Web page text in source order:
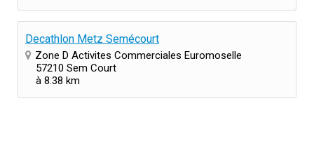
Decathlon Metz Semécourt
Zone D Activites Commerciales Euromoselle
57210 Sem Court
à 8.38 km